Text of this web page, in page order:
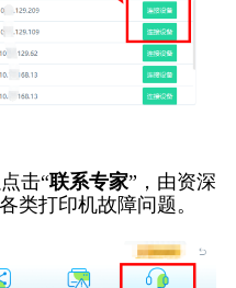
击“联系专家”，由资深
类打印机故障问题。